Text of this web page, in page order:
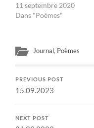
11 septembre 2020
Dans "Poèmes"
Journal, Poèmes
PREVIOUS POST
15.09.2023
NEXT POST